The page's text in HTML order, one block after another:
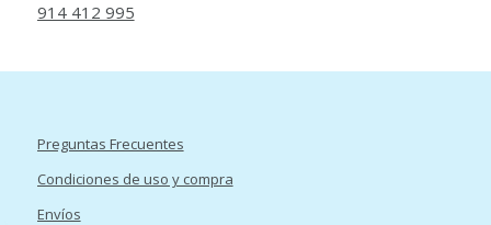
914 412 995
Preguntas Frecuentes
Condiciones de uso y compra
Envíos